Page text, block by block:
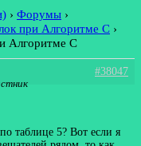
› Форумы ›
при Алгоритме С ›
Алгоритме С
#38047
таблице 5? Вот если я